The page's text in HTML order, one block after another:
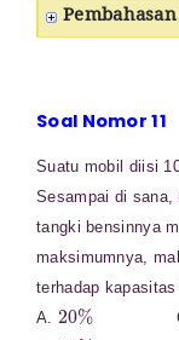
Pembahasan
Soal Nomor 11
Suatu mobil diisi
Sesampai di
tangki bensinnya
maksimumnya,
terhadap
A.
20%